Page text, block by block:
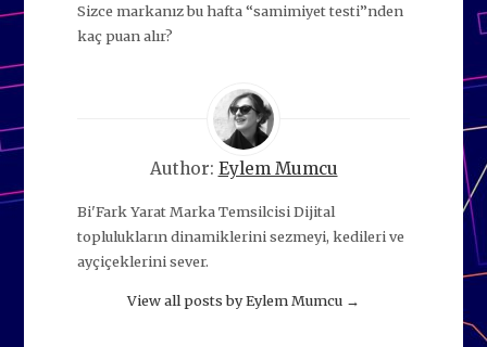
Sizce markanız bu hafta “samimiyet testi”nden
kaç puan alır?
Author: Eylem Mumcu
Bi'Fark Yarat Marka Temsilcisi Dijital
toplulukların dinamiklerini sezmeyi, kedileri ve
ayçiçeklerini sever.
View all posts by Eylem Mumcu →